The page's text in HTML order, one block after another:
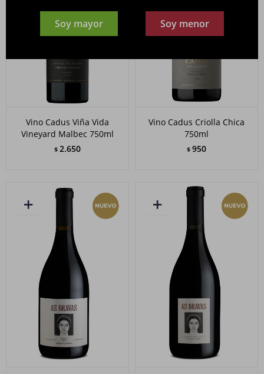
Soy mayor Soy menor
Vino Cadus Viña Vida
Vineyard Malbec 750ml
$ 2.650
Vino Cadus Criolla Chica
750ml
$ 950